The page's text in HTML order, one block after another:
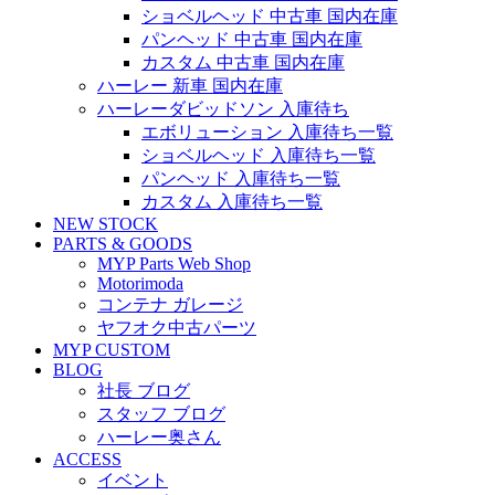
ショベルヘッド 中古車 国内在庫
パンヘッド 中古車 国内在庫
カスタム 中古車 国内在庫
ハーレー 新車 国内在庫
ハーレーダビッドソン 入庫待ち
エボリューション 入庫待ち一覧
ショベルヘッド 入庫待ち一覧
パンヘッド 入庫待ち一覧
カスタム 入庫待ち一覧
NEW STOCK
PARTS & GOODS
MYP Parts Web Shop
Motorimoda
コンテナ ガレージ
ヤフオク中古パーツ
MYP CUSTOM
BLOG
社長 ブログ
スタッフ ブログ
ハーレー奥さん
ACCESS
イベント